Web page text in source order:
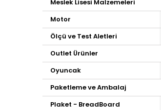
Meslek Lisesi Malzemeleri
Motor
Ölçü ve Test Aletleri
Outlet Ürünler
Oyuncak
Paketleme ve Ambalaj
Plaket - BreadBoard